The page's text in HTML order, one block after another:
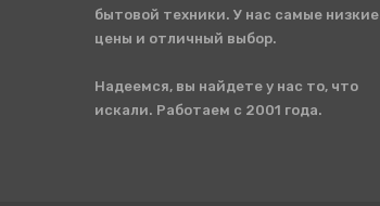
бытовой техники. У нас самые низкие
цены и отличный выбор.
Надеемся, вы найдете у нас то, что
искали. Работаем с 2001 года.